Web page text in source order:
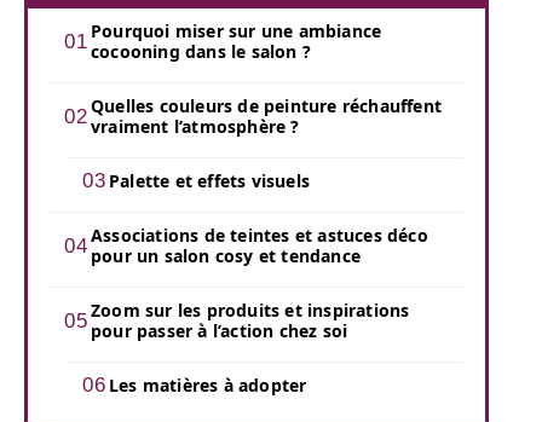
Pourquoi miser sur une ambiance
cocooning dans le salon ?
Quelles couleurs de peinture réchauffent
vraiment l’atmosphère ?
Palette et effets visuels
Associations de teintes et astuces déco
pour un salon cosy et tendance
Zoom sur les produits et inspirations
pour passer à l’action chez soi
Les matières à adopter